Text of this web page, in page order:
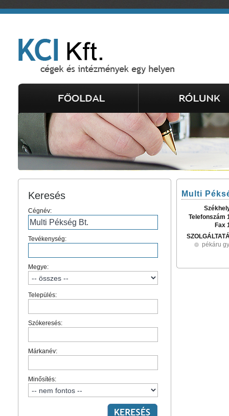
Keresés
Cégnév:
Tevékenység:
Megye:
Település:
Szókeresés:
Márkanév:
Minősítés:
Multi
Telefonszám
Fax
pékáru